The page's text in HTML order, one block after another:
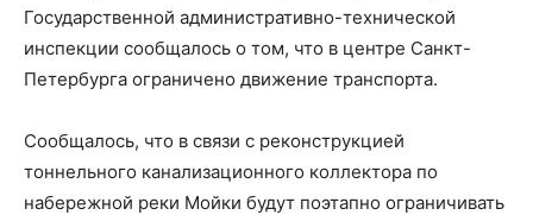
Государственной административно-технической
инспекции сообщалось о том, что в центре Санкт-
Петербурга ограничено движение транспорта.
Сообщалось, что в связи с реконструкцией
тоннельного канализационного коллектора по
набережной реки Мойки будут поэтапно ограничивать